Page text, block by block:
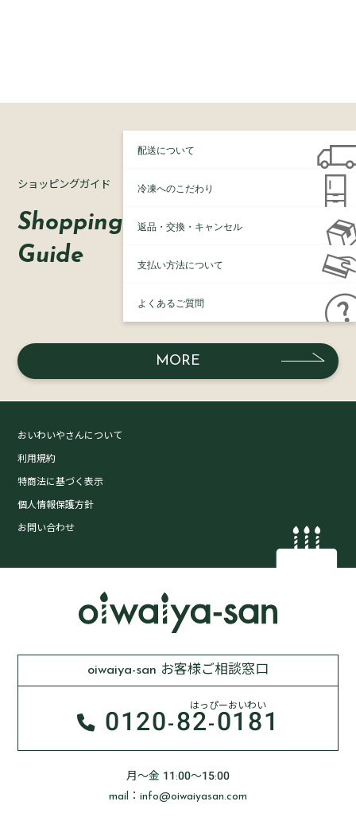
ショッピングガイド
Shopping
Guide
MORE
配送について
冷凍へのこだわり
返品・交換・キャンセル
支払い方法について
よくあるご質問
おいわいやさんについて
利用規約
特商法に基づく表示
個人情報保護方針
お問い合わせ
oiwaiya-san お客様ご相談窓口
0120-82-0181
はっぴーおいわい
月～金 11:00～15:00
mail：info@oiwaiyasan.com